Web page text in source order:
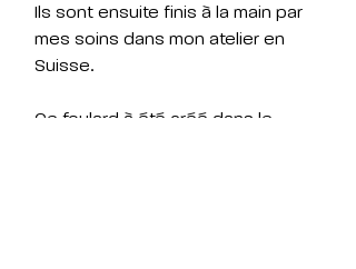
Ils sont ensuite finis à la main par
mes soins dans mon atelier en
Suisse.
Ce foulard à été créé dans le